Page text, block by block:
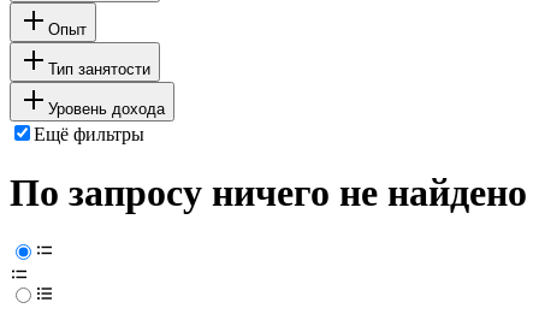
Опыт
Тип занятости
Уровень дохода
Ещё фильтры
По запросу ничего не найдено